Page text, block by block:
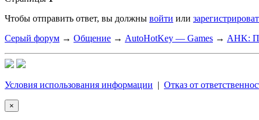
Чтобы отправить ответ, вы должны войти или
Серый форум → Общение → AutoHotKey — Games → AHK:
Условия использования информации Отказ от
×